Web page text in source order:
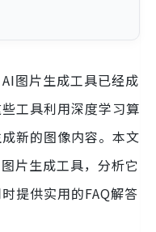
图片生成工具已经成
工具利用深度学习算
新的图像内容。本文
片生成工具，分析它
提供实用的FAQ解答